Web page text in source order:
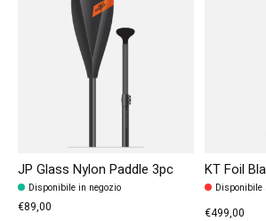
JP Glass Nylon Paddle 3pc
Disponibile in negozio
€89,00
KT Foil
Disponibile
€499,00